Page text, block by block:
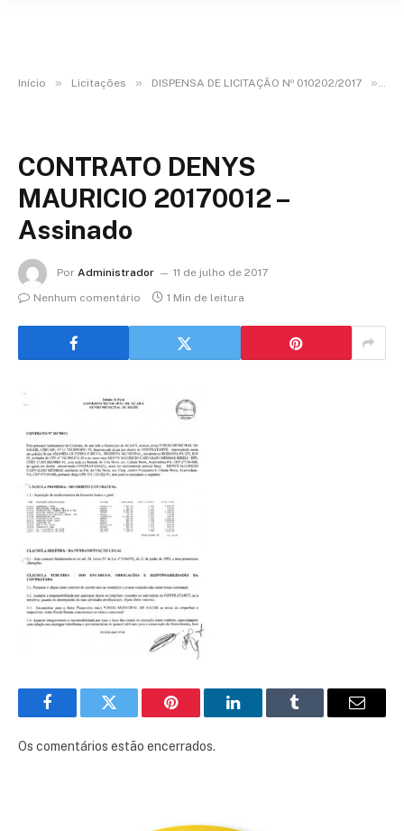
Início » Licitações » DISPENSA DE LICITAÇÃO Nº 010202/2017 »
CONTRATO DENYS
MAURICIO 20170012 –
Assinado
Por Administrador
11 de julho de 2017
Nenhum comentário
1 Min de leitura
FacebookTwitter Pinterest LinkedInTumblr
E-
Os comentários estão encerrados.